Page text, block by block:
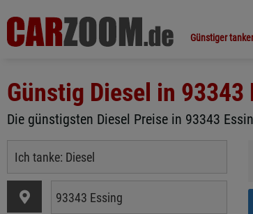
Günstiger
Günstig Diesel in 93343
Die günstigsten Diesel Preise in 93343